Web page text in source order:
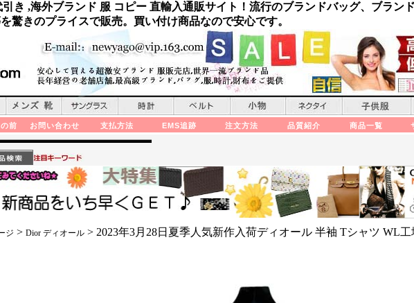
引き ,海外ブランド 服 コピー 直輸入通販サイト！流行のブランドバッグ、ブラン
驚きのプライスで販売。買い付け商品なので安心です。
前 お問い合わせ 支払方法 EMS追跡 注文方法 品質紹介 商品一覧
ジ > Dior ディオール> 2023年3月28日夏季人気新作入荷ディオール 半袖 Tシャツ WL工